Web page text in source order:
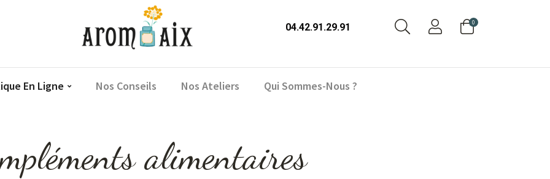
04.42.91.29.91 0
En Ligne Nos Conseils Nos Ateliers Qui Sommes-Nous ?
alimentaires